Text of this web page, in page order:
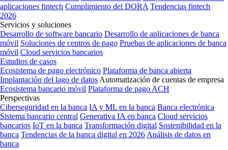
aplicaciones fintech Cumplimiento del DORA Tendencias fintech
2026
Servicios y soluciones
Desarrollo de software bancario Desarrollo de aplicaciones de banca
móvil Soluciones de centros de pago Pruebas de aplicaciones de banca
móvil Cloud servicios bancarios
Estudios de casos
Ecosistema de pago electrónico Plataforma de banca abierta
Implantación del lago de datos Automatización de cuentas de empresa
Ecosistema bancario móvil Plataforma de pago ACH
Perspectivas
Ciberseguridad en la banca IA y ML en la banca Banca electrónica
Sistema bancario central Generativa IA en banca Cloud servicios
bancarios IoT en la banca Transformación digital Sostenibilidad en la
banca Tendencias de la banca digital en 2026 Análisis de datos en
banca